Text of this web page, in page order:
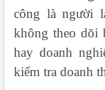
công là người
không theo dõi
hay doanh
kiểm tra doanh